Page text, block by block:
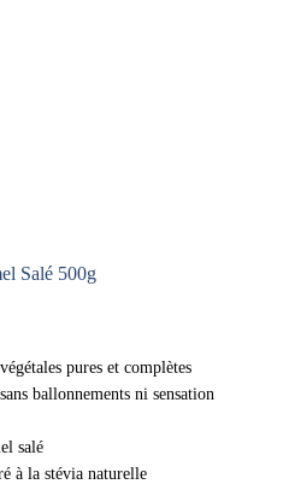
Salé 500g
pures et complètes
ballonnements ni sensation
salé
à la stévia naturelle